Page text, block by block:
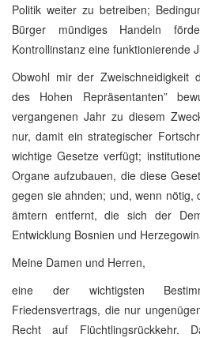
Politik weiter zu betreiben;
Bürger mündiges Handeln
Kontrollinstanz eine funktionierende
Obwohl mir der Zweischneidigkeit
des Hohen Repräsentanten”
vergangenen Jahr zu diesem
nur, damit ein strategischer
wichtige Gesetze verfügt;
Organe aufzubauen, die diese
gegen sie ahnden; und, wenn nötig,
ämtern entfernt, die sich der
Entwicklung Bosnien und
Meine Damen und Herren,
eine der wichtigsten
Friedensvertrags, die nur
Recht auf Flüchtlingsrückkehr.